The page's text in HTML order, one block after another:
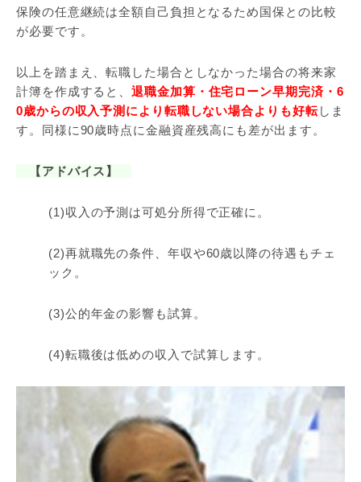
保険の任意継続は全額自己負担となるため国保との比較
が必要です。
以上を踏まえ、転職した場合としなかった場合の将来家
計簿を作成すると、退職金加算・住宅ローン早期完済・6
0歳からの収入予測により転職しない場合よりも好転しま
す。同様に90歳時点に金融資産残高にも差が出ます。
【アドバイス】
(1)収入の予測は可処分所得で正確に。
(2)再就職先の条件、年収や60歳以降の待遇もチェ
ック。
(3)公的年金の影響も試算。
(4)転職後は低めの収入で試算します。